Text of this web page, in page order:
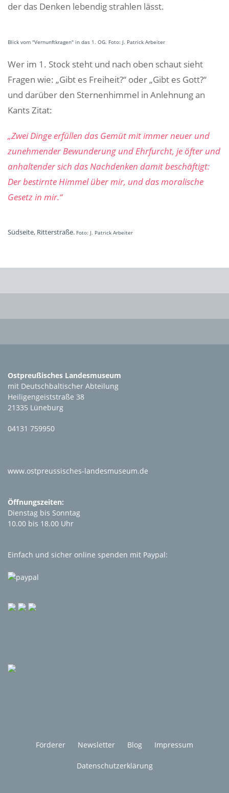
der das Denken lebendig strahlen lässt.
Blick vom "Vernunftkragen" in das 1. OG. Foto: J. Patrick Arbeiter
Wer im 1. Stock steht und nach oben schaut sieht
Fragen wie: „Gibt es Freiheit?“ oder „Gibt es Gott?“
und darüber den Sternenhimmel in Anlehnung an
Kants Zitat:
„Zwei Dinge erfüllen das Gemüt mit immer neuer und
zunehmender Bewunderung und Ehrfurcht, je öfter und
anhaltender sich das Nachdenken damit beschäftigt:
Der bestirnte Himmel über mir, und das moralische
Gesetz in mir.“​​​​‌ ‍ ​‍​‍‌‍ ‌ ​‍‌‍‍‌‌‍‌ ‌‍‍‌‌‍ ‍​‍​‍​ ‍‍​‍​‍‌ ​ ‌‍​‌‌‍ ‍‌‍‍‌‌ ‌​‌ ‍‌​‍ ‍‌‍‍‌‌‍ ​‍​‍​‍ ​​‍​‍‌‍‍​‌ ​‍‌‍‌‌‌‍‌‍​‍​‍​ ‍‍​‍​‍​‍ ‌ ​ ‌ ‌​‌ ‌‌‌‍‌​‌‍‍‌‌‍ ​‍ ‌‍‍‌‌‍ ‍‌ ‌​‌‍‌‌‌‍ ‍‌ ‌​​‍ ‌‍‌‌‌‍‌​‌‍‍‌‌ ‌​​‍ ‌‍ ‌‌‍ ‌‍‌​‌‍‌‌​ ‌‌ ​​‌ ​‍‌‍‌‌‌ ​ ‌‍‌‌‌‍ ‍‌ ‌​‌‍​‌‌ ‌​‌‍‍‌‌‍ ‌‍ ‍​ ‍ ‌‍‍‌‌‍‌​​ ‌‌ ​​‌ ​‍‌‍ ‌‍‍‍‌‍‌‌‌‍​ ‌ ‌​​‍ ‌​ ​‌​ ​‍​ ‍‌​ ‍ ‌ ‌​‌ ‍‌‌ ​​‌‍‌‌​ ‌‌ ​​‌ ​‍‌‍ ‌‍‍‍‌‍‌‌‌‍​ ‌ ‌​​ ‍ ‌ ​​‌‍​‌‌ ‌​‌‍‍​​ ‌‌‍‌​‌‍‌‌‌ ​ ‌‍​ ‌ ​‍‌‍‍‌‌ ​​‌ ‌​‌‍‍‌‌‍ ‌‍ ‍​‍‌‌​ ‌‌‌​​‍‌‌ ‌‍‍ ‌‍‌‌‌ ‍‌​‍‌‌​ ​ ‌​‌​​‍‌‌​ ​ ‌​‌​​‍‌‌​ ​‍​ ​‍‌‍​ ​ ‍​​ ‌​​ ‌‌​ ‌ ‌‍‌‍​ ​ ​ ‌‍​ ‌​​ ‌‌‌‍​‌​ ​‌​‍‌‌​ ​‍​ ​‍​‍‌‌​ ‌‌‌​‌​​‍ ‍‌‍​ ‌‍‍​‌‍‍‌‌‍ ​‌‍‌​‌ ​‍‌‍‌‌‌‍ ‍​‍‌‌​ ‌‌‌​​‍‌‌ ‌‍‍ ‌‍‌‌‌ ‍‌​‍‌‌​ ​ ‌​‌​​‍‌‌​ ​ ‌​‌​​‍‌‌​ ​‍​ ​‍​ ‌‍​ ‌​​ ​‍​ ‌‌​ ‌​‌‍‌​​ ​‍‌‍​ ​ ​‍​ ‌ ‌‍‌‍​ ‌‌​‍‌‌​ ​‍​ ​‍​‍‌‌​ ‌‌‌​‌​​‍ ‍‌ ‌​‌‍‌‌‌ ‍​‌ ‌​​ ‌‍​‍‌‍​‌‌ ​ ‌‍‌‌‌‌‌‌‌ ​‍‌‍ ​​ ‌​‍‌‌​ ​‍‌​‌‍‌ ​ ‌ ‌​‌ ‌‌‌‍‌​‌‍‍‌‌‍ ​‍‌‍‌‍‍‌‌‍‌​​ ‌‌ ​​‌ ​‍‌‍ ‌‍‍‍‌‍‌‌‌‍​ ‌ ‌​​‍ ‌​ ​‌​ ​‍​ ‍‌​‍‌‍‌ ‌​‌ ‍‌‌ ​​‌‍‌‌​ ‌‌ ​​‌ ​‍‌‍ ‌‍‍‍‌‍‌‌‌‍​ ‌ ‌​​‍‌‍‌ ​​‌‍​‌‌ ‌​‌‍‍​​ ‌‌‍‌​‌‍‌‌‌ ​ ‌‍​ ‌ ​‍‌‍‍‌‌ ​​‌ ‌​‌‍‍‌‌‍ ‌‍ ‍​‍‌‌​ ‌‌‌​​‍‌‌ ‌‍‍ ‌‍‌‌‌ ‍‌​‍‌‌​ ​ ‌​‌​​‍‌‌​ ​ ‌​‌​​‍‌‌​ ​‍​ ​‍‌‍​ ​ ‍​​ ‌​​ ‌‌​ ‌ ‌‍‌‍​ ​ ​ ‌‍​ ‌​​ ‌‌‌‍​‌​ ​‌​‍‌‌​ ​‍​ ​‍​‍‌‌​ ‌‌‌​‌​​‍ ‍‌‍​ ‌‍‍​‌‍‍‌‌‍ ​‌‍‌​‌ ​‍‌‍‌‌‌‍ ‍​‍‌‌​ ‌‌‌​​‍‌‌ ‌‍‍ ‌‍‌‌‌ ‍‌​‍‌‌​ ​ ‌​‌​​‍‌‌​ ​ ‌​‌​​‍‌‌​ ​‍​ ​‍​ ‌‍​ ‌​​ ​‍​ ‌‌​ ‌​‌‍‌​​ ​‍‌‍​ ​ ​‍​ ‌ ‌‍‌‍​ ‌‌​‍‌‌​ ​‍​ ​‍​‍‌‌​ ‌‌‌​‌​​‍ ‍‌ ‌​‌‍‌‌‌ ‍​‌ ‌​​‍‌‍‌ ​​‌‍‌‌‌ ​‍‌ ​ ‌ ​​‌‍‌‌‌‍​ ‌ ‌​‌‍‍‌‌ ‌‍‌‍‌‌​ ‌‌ ​​‌ ‌‌‌‍​‍‌‍ ​‌‍‍‌‌ ​ ‌‍‍​‌‍‌‌‌‍‌​​‍
Südseite, Ritterstraße. Foto: J. Patrick Arbeiter
Ostpreußisches Landesmuseum
mit Deutschbaltischer Abteilung
Heiligengeiststraße 38
21335 Lüneburg
04131 759950
www.ostpreussisches-landesmuseum.de
Öffnungszeiten:
Dienstag bis Sonntag
10.00 bis 18.00 Uhr
Einfach und sicher online spenden mit Paypal:
Förderer Newsletter Blog Impressum
Datenschutzerklärung